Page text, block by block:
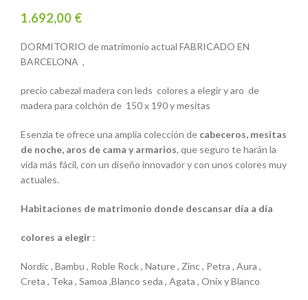
1.692,00 €
DORMITORIO de matrimonio actual FABRICADO EN
BARCELONA ,
precio cabezal madera con leds colores a elegir y aro de
madera para colchón de 150 x 190 y mesitas
Esenzia te ofrece una amplia colección de cabeceros, mesitas
de noche, aros de cama y armarios, que seguro te harán la
vida más fácil, con un diseño innovador y con unos colores muy
actuales.
Habitaciones de matrimonio donde descansar día a día
colores a elegir :
Nordic , Bambu , Roble Rock , Nature , Zinc , Petra , Aura ,
Creta , Teka , Samoa ,Blanco seda , Agata , Onix y Blanco